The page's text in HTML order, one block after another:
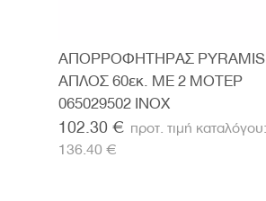
ΑΠΟΡΡΟΦΗΤΗΡΑΣ PYRAMIS
ΑΠΛΟΣ 60εκ. ΜΕ 2 ΜΟΤΕΡ
065029502 INOX
102.30 €
136.40 €